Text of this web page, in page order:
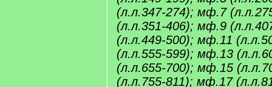
(л.л.347-274); мф.7
(л.л.351-406); мф.9
(л.л.449-500); мф.11
(л.л.555-599); мф.13
(л.л.655-700); мф.15
(л.л.755-811); мф.17